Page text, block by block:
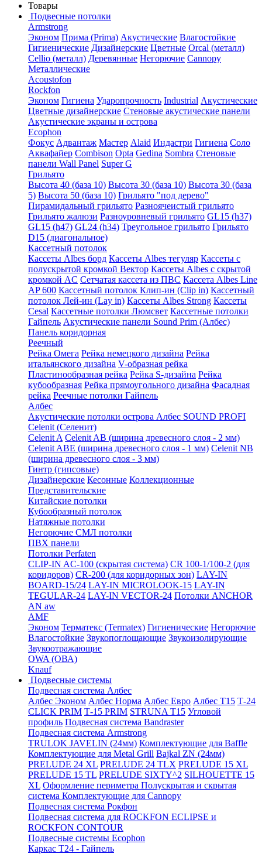
Товары
Подвесные потолки
Armstrong
Эконом Прима (Prima) Акустические Влагостойкие
Гигиенические Дизайнерские Цветные Orcal (металл)
Cellio (металл) Деревянные Негорючие Cannopy
Металлические
Acoustofon
Rockfon
Эконом Гигиена Ударопрочность Industrial Акустические
Цветные дизайнерские Стеновые акустические панели
Акустические экраны и острова
Ecophon
Фокус Адвантаж Мастер Alaid Индастри Гигиена Соло
Аквафайер Combison Opta Gedina Sombra Стеновые
панели Wall Panel Super G
Грильято
Высота 40 (база 10) Высота 30 (база 10) Высота 30 (база
5) Высота 50 (база 10) Грильято "под дерево"
Пирамидальный грильято Разноячеистый грильято
Грильято жалюзи Разноуровневый грильято GL15 (h37)
GL15 (h47) GL24 (h34) Треугольное грильято Грильято
D15 (диагональное)
Кассетный потолок
Кассеты Albes борд Кассеты Albes тегуляр Кассеты с
полускрытой кромкой Вектор Кассеты Albes с скрытой
кромкой AC Сетчатая кассета из ПВС Кассета Albes Line
AP 600 Кассетный потолок Клип-ин (Clip in) Кассетный
потолок Лей-ин (Lay in) Кассеты Albes Strong Кассеты
Cesal Кассетные потолки Люмсвет Кассетные потолки
Гайпель Акустические панели Sound Prim (Албес)
Панель коридорная
Реечный
Рейка Омега Рейка немецкого дизайна Рейка
итальянского дизайна V-образная рейка
Пластинообразная рейка Рейка S-дизайна Рейка
кубообразная Рейка прямоугольного дизайна Фасадная
рейка Реечные потолки Гайпель
Албес
Акустические потолки острова Албес SOUND PROFI
Celenit (Селенит)
Celenit A Celenit AB (ширина древесного слоя - 2 мм)
Celenit ABE (ширина древесного слоя - 1 мм) Celenit NB
(ширина древесного слоя - 3 мм)
Гинтр (гипсовые)
Дизайнерские Кесонные Коллекционные
Представительские
Китайские потолки
Кубообразный потолок
Натяжные потолки
Негорючие СМЛ потолки
ПВХ панели
Потолки Perfaten
CLIP-IN AC-100 (скрытая система) CR 100-1/100-2 (для
коридоров) CR-200 (для коридорных зон) LAY-IN
BOARD-15/24 LAY-IN MICROLOOK-15 LAY-IN
TEGULAR-24 LAY-IN VECTOR-24 Потолки ANCHOR
AN aw
AMF
Эконом Терматекс (Termatex) Гигиенические Негорючие
Влагостойкие Звукопоглощающие Звукоизолирующие
Звукоотражающие
OWA (ОВА)
Knauf
Подвесные системы
Подвесная система Албес
Албес Эконом Албес Норма Албес Евро Албес T15 Т-24
CLICK PRIM Т-15 PRIM STRUNA Т15 Угловой
профиль Подвесная система Bandraster
Подвесная система Armstrong
TRULOK JAVELIN (24мм) Комплектующие для Baffle
Комплектующие для Metal Grill Bajkal ZN (24мм)
PRELUDE 24 XL PRELUDE 24 TLX PRELUDE 15 XL
PRELUDE 15 TL PRELUDE SIXTY^2 SILHOUETTE 15
XL Оформление периметра Полускрытая и скрытая
система Комплектующие для Cannopy
Подвесная система Рокфон
Подвесная система для ROCKFON ECLIPSE и
ROCKFON CONTOUR
Подвесные системы Ecophon
Каркас Т24 - Гайпель